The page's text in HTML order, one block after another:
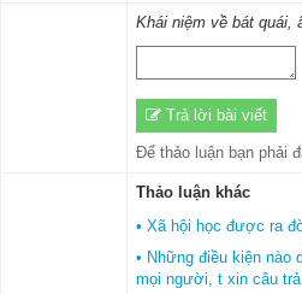
Khái niệm về bát quái,
Trả lời bài viết
Để thảo luận bạn phải
Thảo luận khác
• Xã hội học được ra
• Những điều kiện nào
mọi người, t xin câu